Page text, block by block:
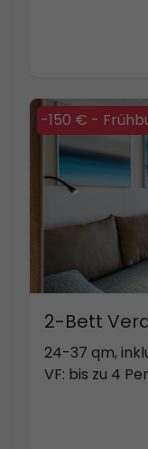
-150 € -
2-Bett
24-37 qm,
VF: bis zu 4